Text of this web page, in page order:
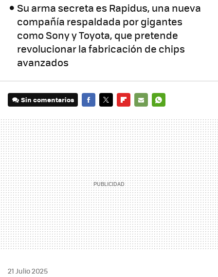
Su arma secreta es Rapidus, una nueva
compañía respaldada por gigantes
como Sony y Toyota, que pretende
revolucionar la fabricación de chips
avanzados
Sin comentarios
MAIL
21 Julio 2025